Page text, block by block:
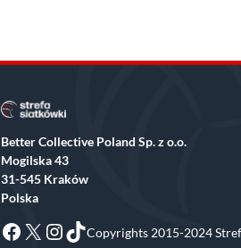
Better Collective Poland Sp. z o.o.
Mogilska 43
31-545 Kraków
Polska
Facebook
X Instagram
TikTok
Copyrights 2015-2024